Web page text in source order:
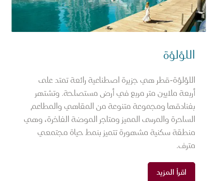
اللؤلؤة
اللؤلؤة-قطر هي جزيرة اصطناعية رائعة تمتد على
أربعة ملايين متر مربع في أرض مستصلحة. وتشتهر
بفنادقها ومجموعة متنوعة من المقاهي والمطاعم
الساحرة والمرسى المميز ومتاجر الموضة الفاخرة، وهي
منطقة سكنية مشهورة تتميز بنمط حياة مجتمعي
مترف.
اقرأ المزيد